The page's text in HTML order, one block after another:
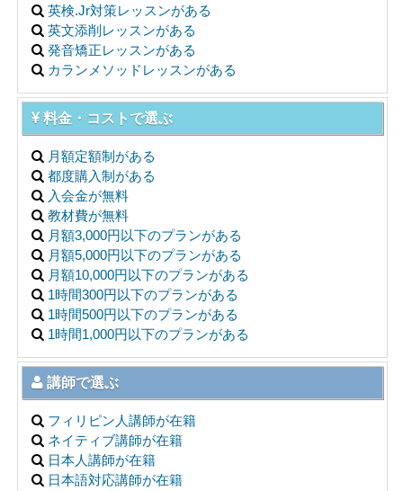
英検.Jr対策レッスンがある
英文添削レッスンがある
発音矯正レッスンがある
カランメソッドレッスンがある
料金・コストで選ぶ
月額定額制がある
都度購入制がある
入会金が無料
教材費が無料
月額3,000円以下のプランがある
月額5,000円以下のプランがある
月額10,000円以下のプランがある
1時間300円以下のプランがある
1時間500円以下のプランがある
1時間1,000円以下のプランがある
講師で選ぶ
フィリピン人講師が在籍
ネイティブ講師が在籍
日本人講師が在籍
日本語対応講師が在籍